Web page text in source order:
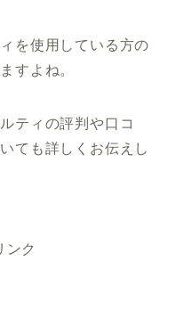
を使用している方の
すよね。
ティの評判や口コ
ても詳しくお伝えし
ンク